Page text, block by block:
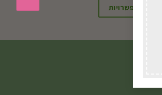
בחירת אפשרויות
זה